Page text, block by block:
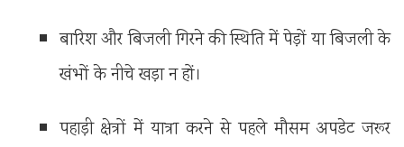
बारिश और बिजली गिरने की स्थिति में पेड़ों या बिजली के
खंभों के नीचे खड़ा न हों।
पहाड़ी क्षेत्रों में यात्रा करने से पहले मौसम अपडेट जरूर